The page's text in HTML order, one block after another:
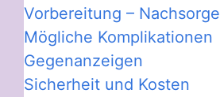
Vorbereitung – Nachsorge
Mögliche Komplikationen
Gegenanzeigen
Sicherheit und Kosten